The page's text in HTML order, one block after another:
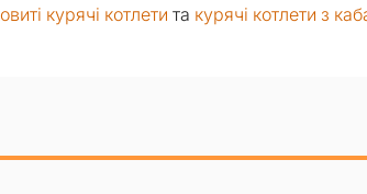
курячі котлети та курячі котлети з